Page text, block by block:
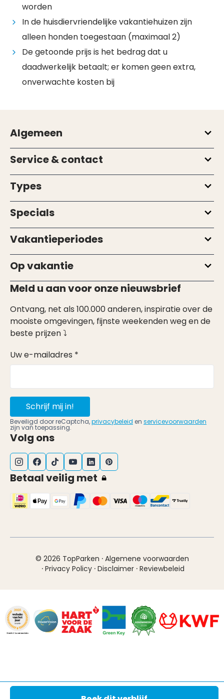
worden
In de huisdiervriendelijke vakantiehuizen zijn
alleen honden toegestaan (maximaal 2)
De getoonde prijs is het bedrag dat u
daadwerkelijk betaalt; er komen geen extra,
onverwachte kosten bij
Algemeen
Service & contact
Types
Specials
Vakantieperiodes
Op vakantie
Meld u aan voor onze nieuwsbrief
Ontvang, net als 100.000 anderen, inspiratie over de
mooiste omgevingen, fijnste weekenden weg en de
beste prijzen ⤵
Uw e-mailadres *
Schrijf mij in!
Beveiligd door reCaptcha,privacybeleid en servicevoorwaarden
zijn van toepassing.
Volg ons
Betaal veilig met
© 2026 TopParken · Algemene voorwaarden
· Privacy Policy · Disclaimer · Reviewbeleid